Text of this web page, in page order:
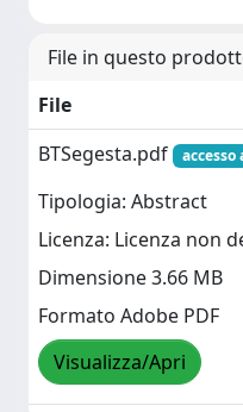
File in questo
File
BTSegesta.pdf
accesso
Tipologia: Abstract
Licenza: Licenza non
Dimensione 3.66 MB
Formato Adobe PDF
Visualizza/Apri